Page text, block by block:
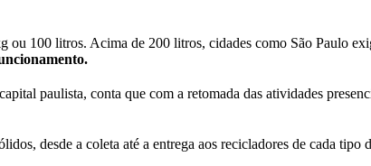
100 litros. Acima de 200 litros, cidades como São Paulo
paulista, conta que com a retomada das atividades
desde a coleta até a entrega aos recicladores de cada tipo